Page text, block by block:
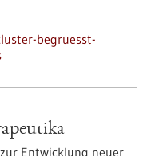
begruesst-
Entwicklung neuer